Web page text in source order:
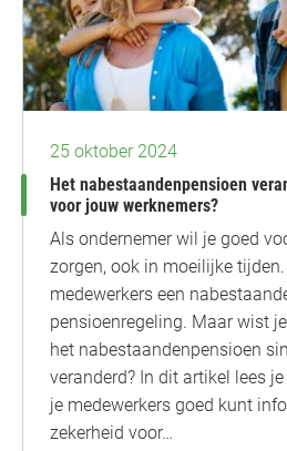
25 oktober 2024
Het nabestaandenpensioen
voor jouw werknemers?
Als ondernemer wil je goed
zorgen, ook in moeilijke
medewerkers een
pensioenregeling. Maar wist
het nabestaandenpensioen
veranderd? In dit artikel lees
je medewerkers goed kunt
zekerheid voor…